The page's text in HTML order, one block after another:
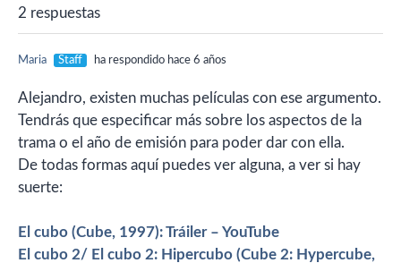
2 respuestas
Maria Staff ha respondido hace 6 años
Alejandro, existen muchas películas con ese argumento.
Tendrás que especificar más sobre los aspectos de la
trama o el año de emisión para poder dar con ella.
De todas formas aquí puedes ver alguna, a ver si hay
suerte:
El cubo (Cube, 1997): Tráiler – YouTube
El cubo 2/ El cubo 2: Hipercubo (Cube 2: Hypercube,